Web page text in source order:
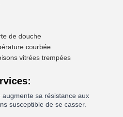
de douche
courbée
vitrées trempées
sa résistance aux
susceptible de se casser.